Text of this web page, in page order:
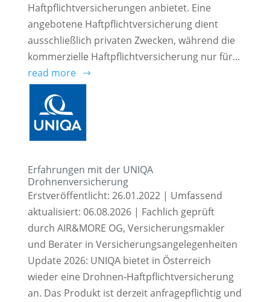
Haftpflichtversicherungen anbietet. Eine
angebotene Haftpflichtversicherung dient
ausschließlich privaten Zwecken, während die
kommerzielle Haftpflichtversicherung nur für...
read more
Erfahrungen mit der UNIQA
Drohnenversicherung
Erstveröffentlicht: 26.01.2022 | Umfassend
aktualisiert: 06.08.2026 | Fachlich geprüft
durch AIR&MORE OG, Versicherungsmakler
und Berater in Versicherungsangelegenheiten
Update 2026: UNIQA bietet in Österreich
wieder eine Drohnen-Haftpflichtversicherung
an. Das Produkt ist derzeit anfragepflichtig und